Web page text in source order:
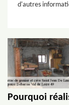
d'autres
Pourquoi